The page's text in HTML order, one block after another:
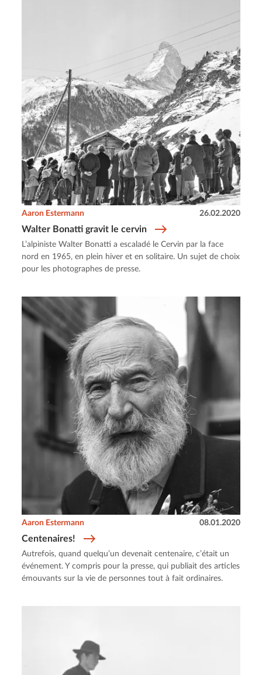
Walter Bonatti gravit le cervin
Aaron Estermann 26.02.2020
L’alpiniste Walter Bonatti a escaladé le Cervin par la face
nord en 1965, en plein hiver et en solitaire. Un sujet de choix
pour les photographes de presse.
Centenaires!
Aaron Estermann 08.01.2020
Autrefois, quand quelqu’un devenait centenaire, c’était un
événement. Y compris pour la presse, qui publiait des articles
émouvants sur la vie de personnes tout à fait ordinaires.